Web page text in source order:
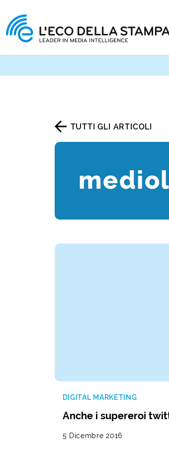
TUTTI GLI ARTICOLI
DIGITAL MARKETING
Anche i supereroi
5 Dicembre 2016